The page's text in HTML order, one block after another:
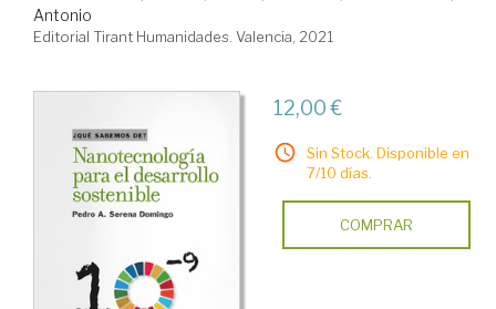
Antonio
Editorial Tirant Humanidades. Valencia, 2021
12,00 €
Sin Stock. Disponible en
7/10 días.
COMPRAR